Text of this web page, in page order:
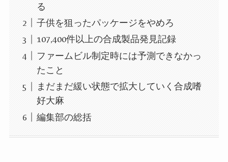
る
子供を狙ったパッケージをやめろ
107,400件以上の合成製品発見記録
ファームビル制定時には予測できなかっ
たこと
まだまだ緩い状態で拡大していく合成嗜
好大麻
編集部の総括